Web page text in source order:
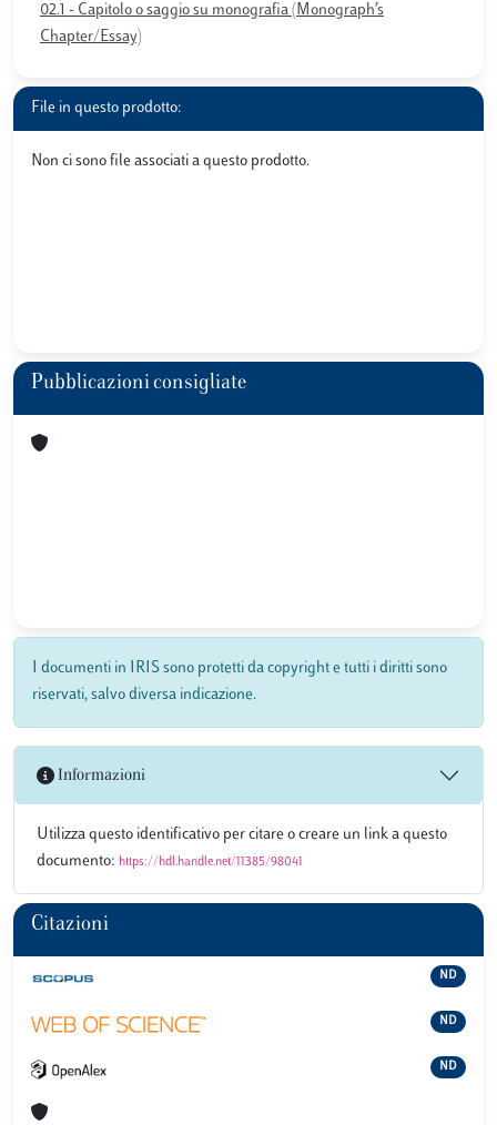
02.1 - Capitolo o saggio su monografia (Monograph’s
Chapter/Essay)
File in questo prodotto:
Non ci sono file associati a questo prodotto.
Pubblicazioni consigliate
I documenti in IRIS sono protetti da copyright e tutti i diritti sono
riservati, salvo diversa indicazione.
Informazioni
Utilizza questo identificativo per citare o creare un link a questo
documento: https://hdl.handle.net/11385/98041
Citazioni
ND
ND
ND